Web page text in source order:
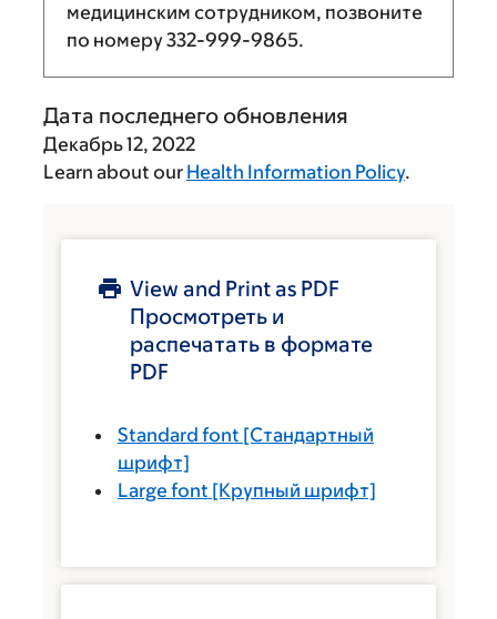
медицинским сотрудником, позвоните
по номеру332-999-9865.
Дата последнего обновления
Декабрь 12, 2022
Learn about our Health Information Policy.
View and Print as PDF
Просмотреть и
распечатать в формате
PDF
Standard font [Стандартный
шрифт]
Large font [Крупный шрифт]